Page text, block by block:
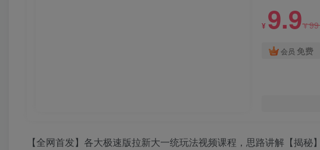
¥ 9.9¥99
会员 免费
【全网首发】各大极速版拉新大一统玩法视频课程，思路讲解【揭秘】